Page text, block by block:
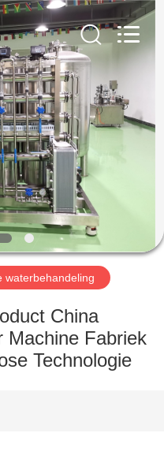
waterbehandeling
China
Machine Fabriek
Technologie